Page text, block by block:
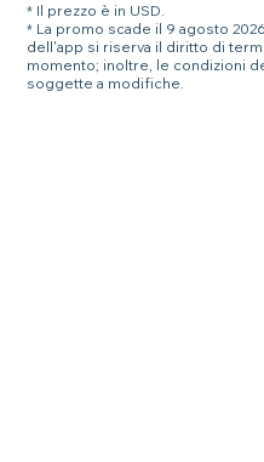
* Il prezzo è in USD.
* La promo scade il 9 agosto
dell'app si riserva il diritto di
momento; inoltre, le condizioni
soggette a modifiche.